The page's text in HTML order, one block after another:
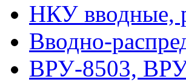
НКУ вводные,
Вводно-
ВРУ-8503,